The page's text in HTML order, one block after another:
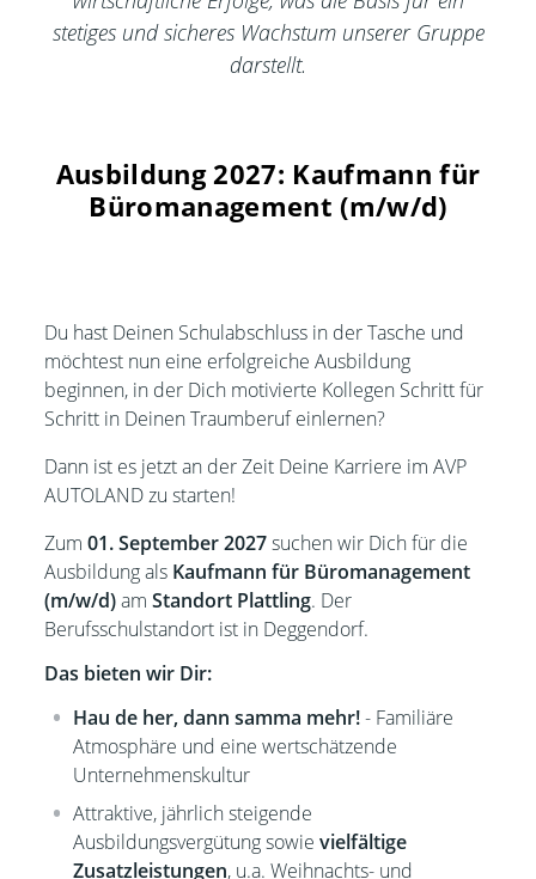
stetiges und sicheres Wachstum unserer Gruppe
darstellt.
Ausbildung 2027: Kaufmann für
Büromanagement (m/w/d)
Du hast Deinen Schulabschluss in der Tasche und
möchtest nun eine erfolgreiche Ausbildung
beginnen, in der Dich motivierte Kollegen Schritt für
Schritt in Deinen Traumberuf einlernen?
Dann ist es jetzt an der Zeit Deine Karriere im AVP
AUTOLAND zu starten!
Zum01. September 2027suchen wir Dich für die
Ausbildung als Kaufmann für Büromanagement
(m/w/d)amStandort Plattling. Der
Berufsschulstandort ist in Deggendorf.
Das bieten wir Dir:
Hau de her, dann samma mehr!- Familiäre
Atmosphäre und eine wertschätzende
Unternehmenskultur
Attraktive, jährlich steigende
Ausbildungsvergütung sowievielfältige
Zusatzleistungen, u.a. Weihnachts- und